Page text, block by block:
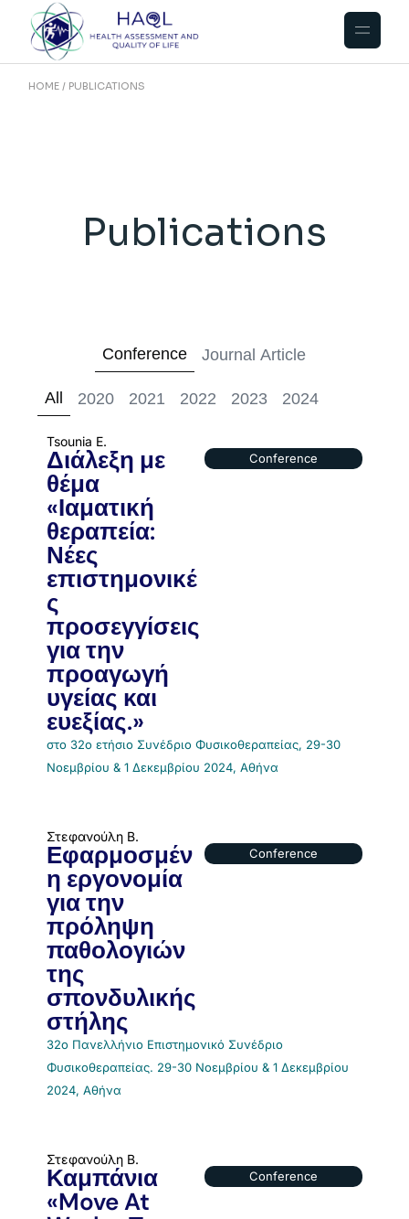
HOME PUBLICATIONS
Publications
Conference Journal Article
2020 2021 2022 2023 2024
All
Tsounia E.
Διάλεξη με
θέμα
«Ιαματική
θεραπεία:
Νέες
επιστημονικέ
ς
προσεγγίσεις
για την
προαγωγή
υγείας και
ευεξίας.»
Conference
στο 32ο ετήσιο Συνέδριο Φυσικοθεραπείας, 29-30
Νοεμβρίου & 1 Δεκεμβρίου 2024, Αθήνα
Στεφανούλη Β.
Εφαρμοσμέν
η εργονομία
για την
πρόληψη
παθολογιών
της
σπονδυλικής
στήλης
Conference
32o Πανελλήνιο Επιστημονικό Συνέδριο
Φυσικοθεραπείας. 29-30 Νοεμβρίου & 1 Δεκεμβρίου
2024, Αθήνα
Στεφανούλη Β.
Καμπάνια
«Move At
Conference